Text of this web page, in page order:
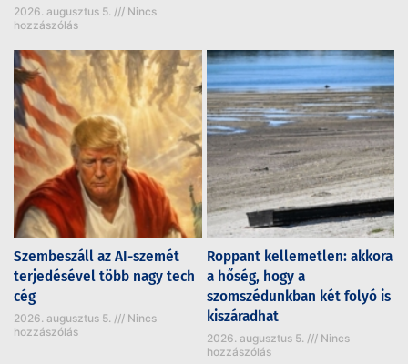
2026. augusztus 5.
Nincs
hozzászólás
Szembeszáll az AI-szemét
terjedésével több nagy tech
cég
2026. augusztus 5.
Nincs
hozzászólás
Roppant kellemetlen: akkora
a hőség, hogy a
szomszédunkban két folyó is
kiszáradhat
2026. augusztus 5.
Nincs
hozzászólás